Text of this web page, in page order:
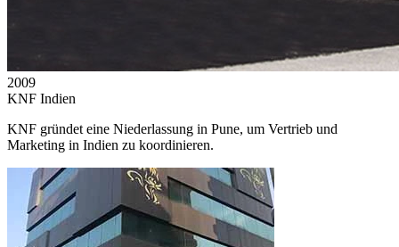
2009
KNF Indien
KNF gründet eine Niederlassung in Pune, um Vertrieb und
Marketing in Indien zu koordinieren.